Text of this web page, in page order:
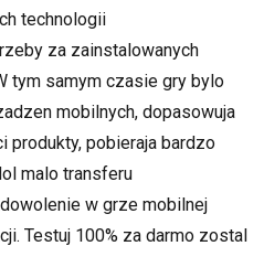
technologii
za zainstalowanych
tym samym czasie gry bylo
mobilnych, dopasowuja
pobieraja bardzo
malo transferu
w grze mobilnej
Testuj 100% za darmo zostal